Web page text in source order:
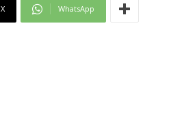
X WhatsApp